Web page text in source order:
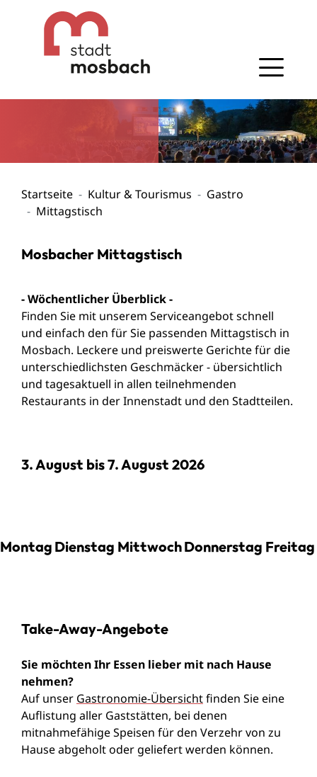
Gehe zum Navigationsbereich
Gehe zum Inhalt
Startseite Kultur & Tourismus
Gastro
Mittagstisch
Mosbacher Mittagstisch
- Wöchentlicher Überblick -
Finden Sie mit unserem Serviceangebot schnell
und einfach den für Sie passenden Mittagstisch in
Mosbach. Leckere und preiswerte Gerichte für die
unterschiedlichsten Geschmäcker - übersichtlich
und tagesaktuell in allen teilnehmenden
Restaurants in der Innenstadt und den Stadtteilen.
3. August bis 7. August 2026
Montag Dienstag MittwochDonnerstag Freitag
Take-Away-Angebote
Sie möchten Ihr Essen lieber mit nach Hause
nehmen?
Auf unser Gastronomie-Übersichtfinden Sie eine
Auflistung aller Gaststätten, bei denen
mitnahmefähige Speisen für den Verzehr von zu
Hause abgeholt oder geliefert werden können.